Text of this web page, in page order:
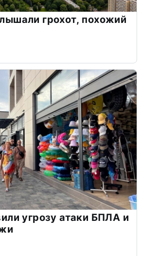
грохот, похожий
угрозу атаки БПЛА и